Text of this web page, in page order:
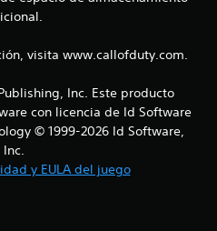
visita www.callofduty.com.
Inc. Este producto
con licencia de Id Software
© 1999-2026 Id Software,
Inc.
y EULA del juego